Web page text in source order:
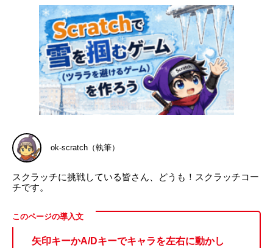
ok-scratch（執筆）
スクラッチに挑戦している皆さん、どうも！スクラッチコー
チです。
矢印キーかA/Dキーでキャラを左右に動かし